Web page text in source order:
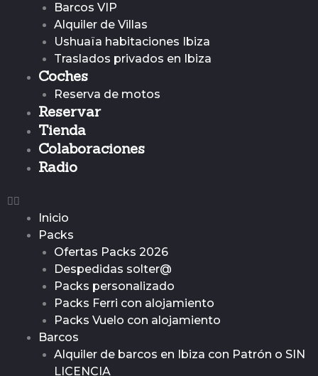
Barcos VIP
Alquiler de Villas
Ushuaïa habitaciones Ibiza
Traslados privados en Ibiza
Coches
Reserva de motos
Reservar
Tienda
Colaboraciones
Radio
Inicio
Packs
Ofertas Packs 2026
Despedidas solter@
Packs personalizado
Packs Ferri con alojamiento
Packs Vuelo con alojamiento
Barcos
Alquiler de barcos en Ibiza con Patrón o SIN
LICENCIA